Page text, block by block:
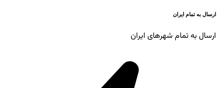
ارسال به تمام ایران
ارسال به تمام شهرهای ایران